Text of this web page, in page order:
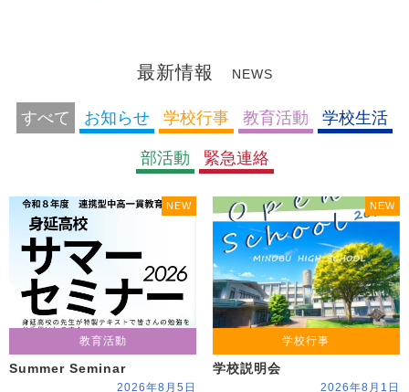
最新情報 NEWS
すべて お知らせ 学校行事 教育活動 学校生活
部活動 緊急連絡
NEW
教育活動
Summer Seminar
2026年8月5日
NEW
学校行事
学校説明会
2026年8月1日